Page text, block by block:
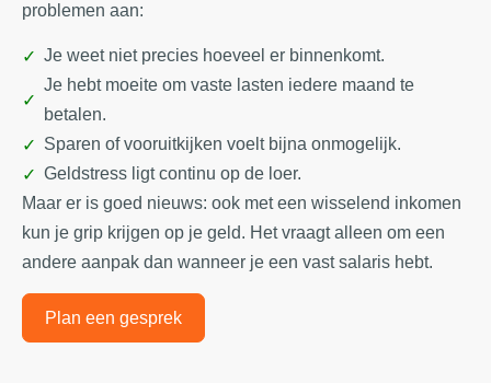
problemen aan:
Je weet niet precies hoeveel er binnenkomt.
Je hebt moeite om vaste lasten iedere maand te
betalen.
Sparen of vooruitkijken voelt bijna onmogelijk.
Geldstress ligt continu op de loer.
Maar er is goed nieuws: ook met een wisselend inkomen
kun je grip krijgen op je geld. Het vraagt alleen om een
andere aanpak dan wanneer je een vast salaris hebt.
Plan een gesprek